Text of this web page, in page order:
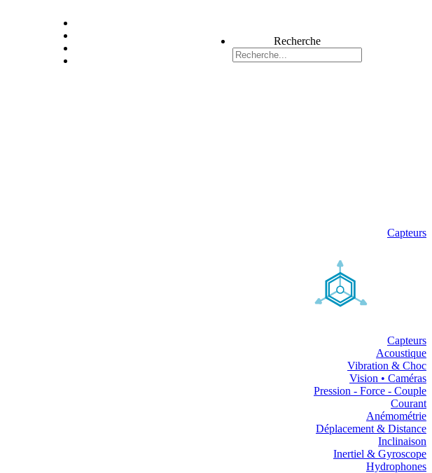
Recherche
Capteurs
Capteurs
Acoustique
Vibration & Choc
Vision • Caméras
Pression - Force - Couple
Courant
Anémométrie
Déplacement & Distance
Inclinaison
Inertiel & Gyroscope
Hydrophones